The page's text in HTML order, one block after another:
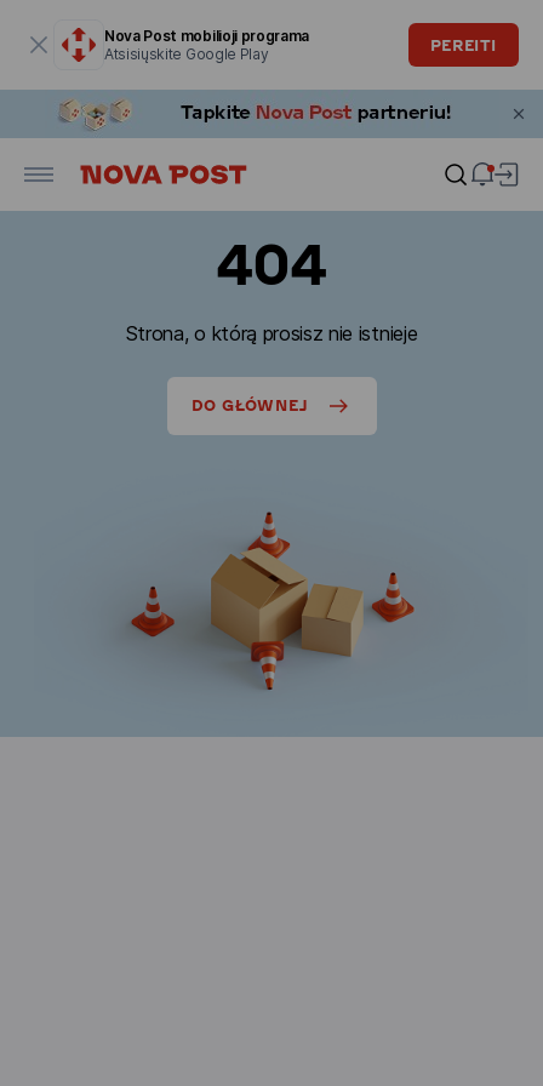
Nova Post mobilioji programa
Atsisiųskite Google Play
PEREITI
404
Strona, o którą prosisz nie istnieje
DO GŁÓWNEJ